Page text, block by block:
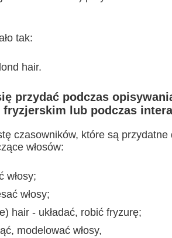
tak:
hair.
przydać podczas
lub podczas
czasowników, które są
włosów:
włosy;
włosy;
hair - układać, robić fryzurę;
modelować włosy,